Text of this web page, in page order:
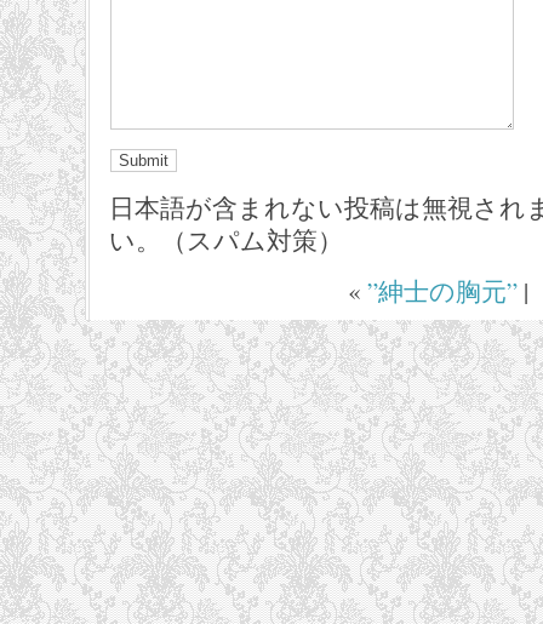
日本語が含まれない投稿は無視され
い。（スパム対策）
« ”紳士の胸元” |